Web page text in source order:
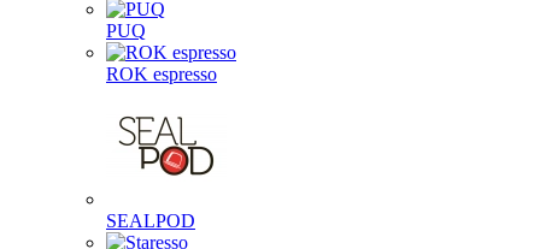
PUQ
ROK espresso
SEALPOD